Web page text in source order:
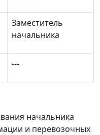
Заместитель
начальника
‑‑‑
начальника
и перевозочных